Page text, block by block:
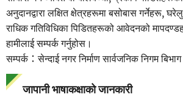
अनुदानद्वारा लक्षित क्षेत्रहरूमा बसोबास गर्नेहरू,
राधिक गतिविधिका पिडितहरूको आवेदनको
हामीलाई सम्पर्क गर्नुहोस।
सम्पर्क：सेन्दाई नगर निर्माण सार्वजनिक निगम
जापानी भाषाकक्षाको जानकारी